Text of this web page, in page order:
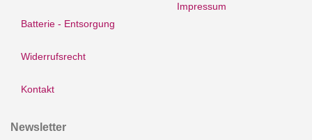
Batterie - Entsorgung
Widerrufsrecht
Kontakt
Impressum
Newsletter